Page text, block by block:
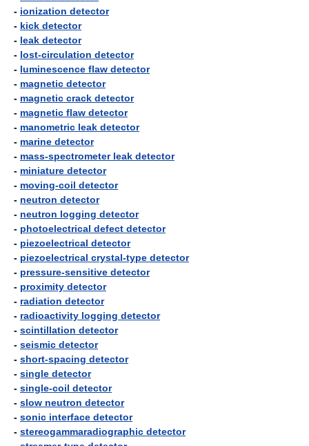
- ionization detector
- kick detector
- leak detector
- lost-circulation detector
- luminescence flaw detector
- magnetic detector
- magnetic crack detector
- magnetic flaw detector
- manometric leak detector
- marine detector
- mass-spectrometer leak detector
- miniature detector
- moving-coil detector
- neutron detector
- neutron logging detector
- photoelectrical defect detector
- piezoelectrical detector
- piezoelectrical crystal-type detector
- pressure-sensitive detector
- proximity detector
- radiation detector
- radioactivity logging detector
- scintillation detector
- seismic detector
- short-spacing detector
- single detector
- single-coil detector
- slow neutron detector
- sonic interface detector
- stereogammaradiographic detector